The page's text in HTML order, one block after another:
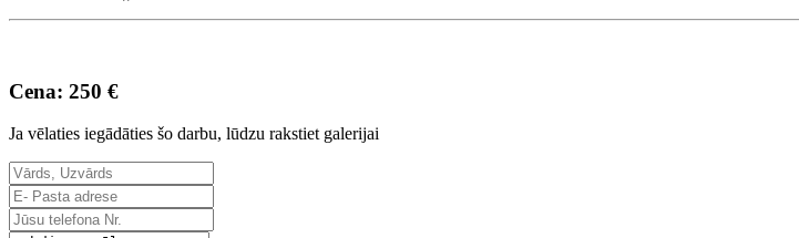
Cena: 250 €
Ja vēlaties iegādāties šo darbu, lūdzu rakstiet galerijai